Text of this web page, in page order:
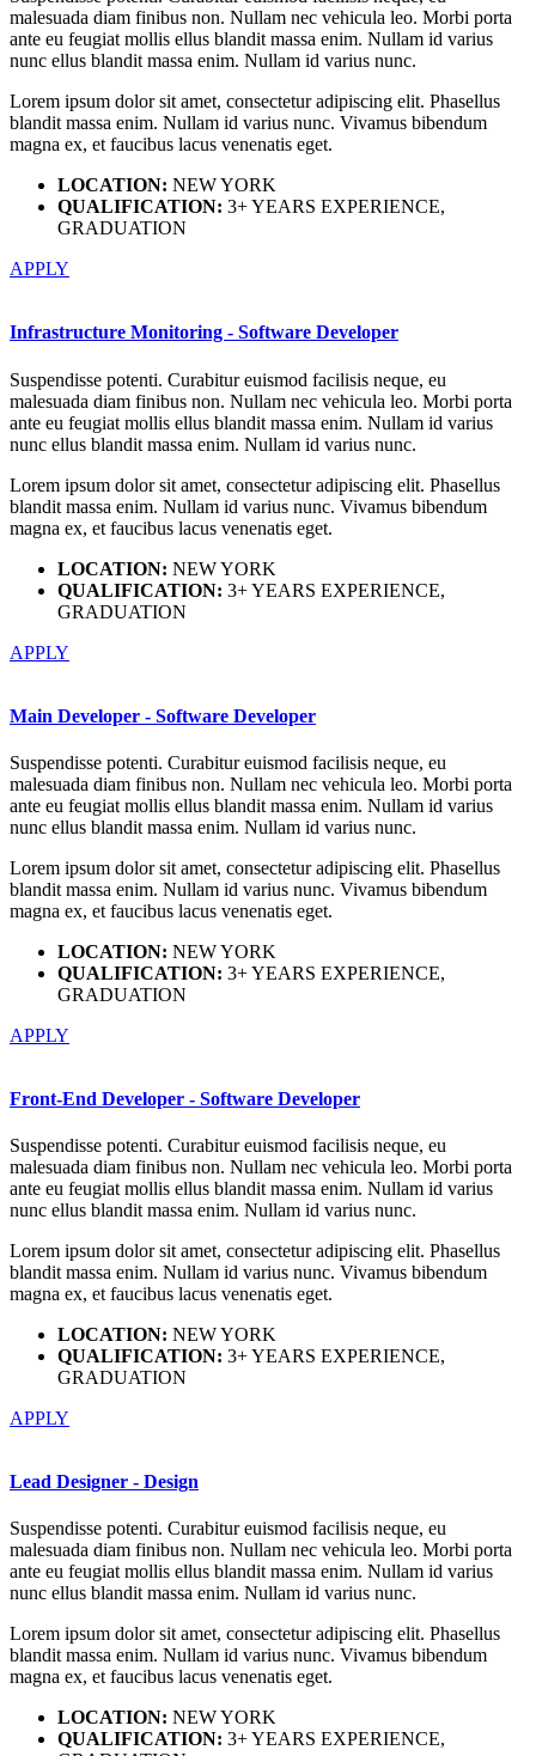
malesuada diam finibus non. Nullam nec vehicula leo. Morbi porta
ante eu feugiat mollis ellus blandit massa enim. Nullam id varius
nunc ellus blandit massa enim. Nullam id varius nunc.
Lorem ipsum dolor sit amet, consectetur adipiscing elit. Phasellus
blandit massa enim. Nullam id varius nunc. Vivamus bibendum
magna ex, et faucibus lacus venenatis eget.
LOCATION: NEW YORK
QUALIFICATION: 3+ YEARS EXPERIENCE,
GRADUATION
APPLY
Infrastructure Monitoring - Software Developer
Suspendisse potenti. Curabitur euismod facilisis neque, eu
malesuada diam finibus non. Nullam nec vehicula leo. Morbi porta
ante eu feugiat mollis ellus blandit massa enim. Nullam id varius
nunc ellus blandit massa enim. Nullam id varius nunc.
Lorem ipsum dolor sit amet, consectetur adipiscing elit. Phasellus
blandit massa enim. Nullam id varius nunc. Vivamus bibendum
magna ex, et faucibus lacus venenatis eget.
LOCATION: NEW YORK
QUALIFICATION: 3+ YEARS EXPERIENCE,
GRADUATION
APPLY
Main Developer - Software Developer
Suspendisse potenti. Curabitur euismod facilisis neque, eu
malesuada diam finibus non. Nullam nec vehicula leo. Morbi porta
ante eu feugiat mollis ellus blandit massa enim. Nullam id varius
nunc ellus blandit massa enim. Nullam id varius nunc.
Lorem ipsum dolor sit amet, consectetur adipiscing elit. Phasellus
blandit massa enim. Nullam id varius nunc. Vivamus bibendum
magna ex, et faucibus lacus venenatis eget.
LOCATION: NEW YORK
QUALIFICATION: 3+ YEARS EXPERIENCE,
GRADUATION
APPLY
Front-End Developer - Software Developer
Suspendisse potenti. Curabitur euismod facilisis neque, eu
malesuada diam finibus non. Nullam nec vehicula leo. Morbi porta
ante eu feugiat mollis ellus blandit massa enim. Nullam id varius
nunc ellus blandit massa enim. Nullam id varius nunc.
Lorem ipsum dolor sit amet, consectetur adipiscing elit. Phasellus
blandit massa enim. Nullam id varius nunc. Vivamus bibendum
magna ex, et faucibus lacus venenatis eget.
LOCATION: NEW YORK
QUALIFICATION: 3+ YEARS EXPERIENCE,
GRADUATION
APPLY
Lead Designer - Design
Suspendisse potenti. Curabitur euismod facilisis neque, eu
malesuada diam finibus non. Nullam nec vehicula leo. Morbi porta
ante eu feugiat mollis ellus blandit massa enim. Nullam id varius
nunc ellus blandit massa enim. Nullam id varius nunc.
Lorem ipsum dolor sit amet, consectetur adipiscing elit. Phasellus
blandit massa enim. Nullam id varius nunc. Vivamus bibendum
magna ex, et faucibus lacus venenatis eget.
LOCATION: NEW YORK
QUALIFICATION: 3+ YEARS EXPERIENCE,